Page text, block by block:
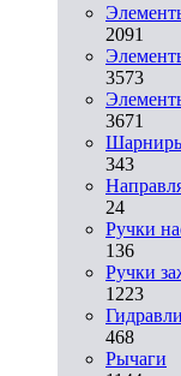
2091
3573
3671
343
24
Ручки
136
Ручки
1223
468
Рычаги